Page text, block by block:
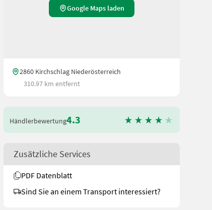
3-stufiger Teleskopzylinder, stehend im
Google Maps laden
2860 Kirchschlag Niederösterreich
310.97 km entfernt
Händlerbewertung4.3
Zusätzliche Services
PDF Datenblatt
Sind Sie an einem Transport interessiert?